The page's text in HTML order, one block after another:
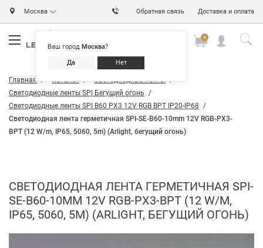
Москва
Ваш город Москва?
Да Нет
Обратная связь Доставка и оплата
0
Главная Каталог
Светодиодные ленты
Светодиодные ленты SPI Бегущий огонь
Светодиодные ленты SPI B60 PX3 12V RGB BPT IP20-IP68
Светодиодная лента герметичная SPI-SE-B60-10mm 12V RGB-PX3-
BPT (12 W/m, IP65, 5060, 5m) (Arlight, бегущий огонь)
СВЕТОДИОДНАЯ ЛЕНТА ГЕРМЕТИЧНАЯ SPI-
SE-B60-10MM 12V RGB-PX3-BPT (12 W/M,
IP65, 5060, 5M) (ARLIGHT, БЕГУЩИЙ ОГОНЬ)